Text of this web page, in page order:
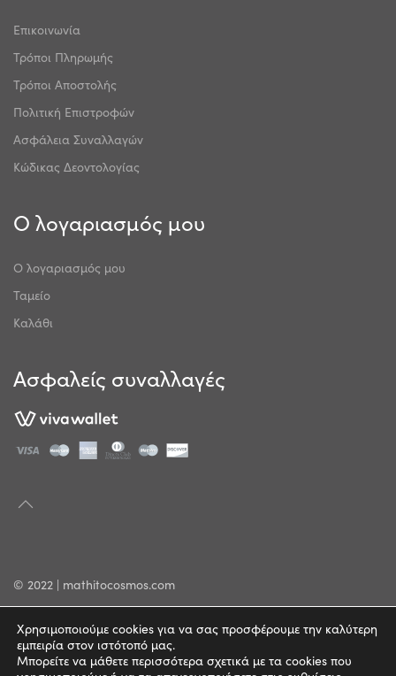
Επικοινωνία
Τρόποι Πληρωμής
Τρόποι Αποστολής
Πολιτική Επιστροφών
Ασφάλεια Συναλλαγών
Κώδικας Δεοντολογίας
Ο λογαριασμός μου
Ο λογαριασμός μου
Ταμείο
Καλάθι
Ασφαλείς συναλλαγές
© 2022 | mathitocosmos.com
Όροι Χρήσης
Χρησιμοποιούμε cookies για να σας προσφέρουμε την καλύτερη
εμπειρία στον ιστότοπό μας.
Μπορείτε να μάθετε περισσότερα σχετικά με τα cookies που